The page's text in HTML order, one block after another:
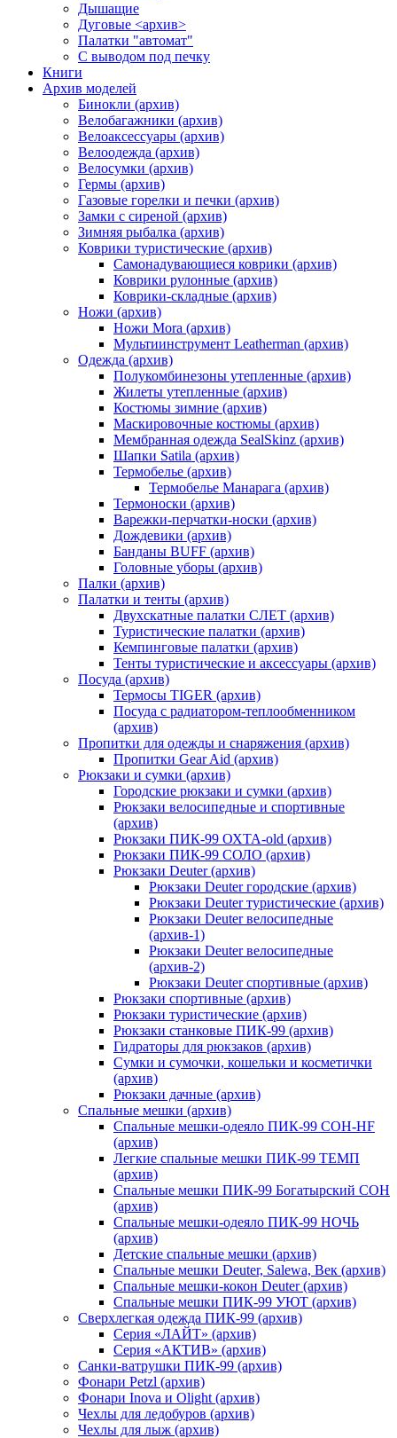
Дышащие
Дуговые <архив>
Палатки "автомат"
C выводом под печку
Книги
Архив моделей
Бинокли (архив)
Велобагажники (архив)
Велоаксессуары (архив)
Велоодежда (архив)
Велосумки (архив)
Гермы (архив)
Газовые горелки и печки (архив)
Замки с сиреной (архив)
Зимняя рыбалка (архив)
Коврики туристические (архив)
Самонадувающиеся коврики (архив)
Коврики рулонные (архив)
Коврики-складные (архив)
Ножи (архив)
Ножи Mora (архив)
Мультиинструмент Leatherman (архив)
Одежда (архив)
Полукомбинезоны утепленные (архив)
Жилеты утепленные (архив)
Костюмы зимние (архив)
Маскировочные костюмы (архив)
Мембранная одежда SealSkinz (архив)
Шапки Satila (архив)
Термобелье (архив)
Термобелье Манарага (архив)
Термоноски (архив)
Варежки-перчатки-носки (архив)
Дождевики (архив)
Банданы BUFF (архив)
Головные уборы (архив)
Палки (архив)
Палатки и тенты (архив)
Двухскатные палатки СЛЕТ (архив)
Туристические палатки (архив)
Кемпинговые палатки (архив)
Тенты туристические и аксессуары (архив)
Посуда (архив)
Термосы TIGER (архив)
Посуда с радиатором-теплообменником
(архив)
Пропитки для одежды и снаряжения (архив)
Пропитки Gear Aid (архив)
Рюкзаки и сумки (архив)
Городские рюкзаки и сумки (архив)
Рюкзаки велосипедные и спортивные
(архив)
Рюкзаки ПИК-99 ОХТА-old (архив)
Рюкзаки ПИК-99 СОЛО (архив)
Рюкзаки Deuter (архив)
Рюкзаки Deuter городские (архив)
Рюкзаки Deuter туристические (архив)
Рюкзаки Deuter велосипедные
(архив-1)
Рюкзаки Deuter велосипедные
(архив-2)
Рюкзаки Deuter спортивные (архив)
Рюкзаки спортивные (архив)
Рюкзаки туристические (архив)
Рюкзаки станковые ПИК-99 (архив)
Гидраторы для рюкзаков (архив)
Сумки и сумочки, кошельки и косметички
(архив)
Рюкзаки дачные (архив)
Спальные мешки (архив)
Спальные мешки-одеяло ПИК-99 СОН-HF
(архив)
Легкие спальные мешки ПИК-99 ТЕМП
(архив)
Спальные мешки ПИК-99 Богатырский СОН
(архив)
Спальные мешки-одеяло ПИК-99 НОЧЬ
(архив)
Детские спальные мешки (архив)
Спальные мешки Deuter, Salewa, Век (архив)
Спальные мешки-кокон Deuter (архив)
Спальные мешки ПИК-99 УЮТ (архив)
Сверхлегкая одежда ПИК-99 (архив)
Серия «ЛАЙТ» (архив)
Серия «АКТИВ» (архив)
Санки-ватрушки ПИК-99 (архив)
Фонари Petzl (архив)
Фонари Inova и Olight (архив)
Чехлы для ледобуров (архив)
Чехлы для лыж (архив)